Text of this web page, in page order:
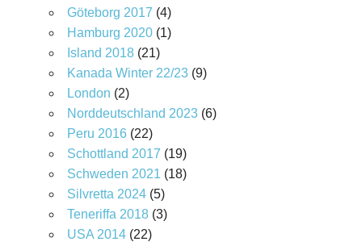
Göteborg 2017 (4)
Hamburg 2020(1)
Island 2018(21)
Kanada Winter 22/23(9)
London (2)
Norddeutschland 2023(6)
Peru 2016(22)
Schottland 2017 (19)
Schweden 2021 (18)
Silvretta 2024(5)
Teneriffa 2018(3)
USA 2014(22)